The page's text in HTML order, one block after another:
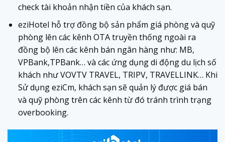
check tài khoản nhận tiền của khách sạn.
eziHotel hỗ trợ đồng bộ sản phẩm giá phòng và quỹ
phòng lên các kênh OTA truyền thống ngoài ra
đồng bộ lên các kênh bán ngân hàng như: MB,
VPBank,TPBank… và các ứng dụng di động du lịch số
khách như VOVTV TRAVEL, TRIPV, TRAVELLINK… Khi
Sử dụng eziCm, khách sạn sẽ quản lý được giá bán
và quỹ phòng trên các kênh từ đó tránh trình trạng
overbooking.